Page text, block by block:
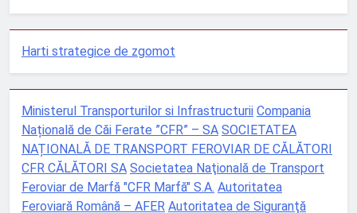
Harti strategice de zgomot
Ministerul Transporturilor si Infrastructurii Compania
Națională de Căi Ferate ”CFR” – SA SOCIETATEA
NAȚIONALĂ DE TRANSPORT FEROVIAR DE CĂLĂTORI
CFR CĂLĂTORI SA Societatea Naţională de Transport
Feroviar de Marfă "CFR Marfă" S.A. Autoritatea
Feroviară Română – AFER Autoritatea de Siguranţă